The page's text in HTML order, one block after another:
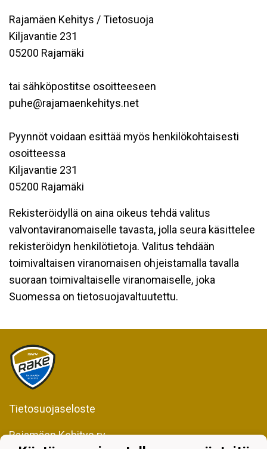
Rajamäen Kehitys / Tietosuoja
Kiljavantie 231
05200 Rajamäki
tai sähköpostitse osoitteeseen
puhe@rajamaenkehitys.net
Pyynnöt voidaan esittää myös henkilökohtaisesti
osoitteessa
Kiljavantie 231
05200 Rajamäki
Rekisteröidyllä on aina oikeus tehdä valitus
valvontaviranomaiselle tavasta, jolla seura käsittelee
rekisteröidyn henkilötietoja. Valitus tehdään
toimivaltaisen viranomaisen ohjeistamalla tavalla
suoraan toimivaltaiselle viranomaiselle, joka
Suomessa on tietosuojavaltuutettu.
Tietosuojaseloste
Rajamäen Kehitys ry